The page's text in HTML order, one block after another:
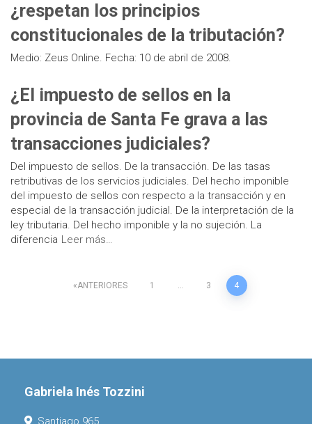
¿respetan los principios
constitucionales de la tributación?
Medio: Zeus Online. Fecha: 10 de abril de 2008.
¿El impuesto de sellos en la
provincia de Santa Fe grava a las
transacciones judiciales?
Del impuesto de sellos. De la transacción. De las tasas
retributivas de los servicios judiciales. Del hecho imponible
del impuesto de sellos con respecto a la transacción y en
especial de la transacción judicial. De la interpretación de la
ley tributaria. Del hecho imponible y la no sujeción. La
diferencia Leer más…
Paginación
entradas
ANTERIORES 1 … 3 4
Gabriela Inés Tozzini
Santiago 965